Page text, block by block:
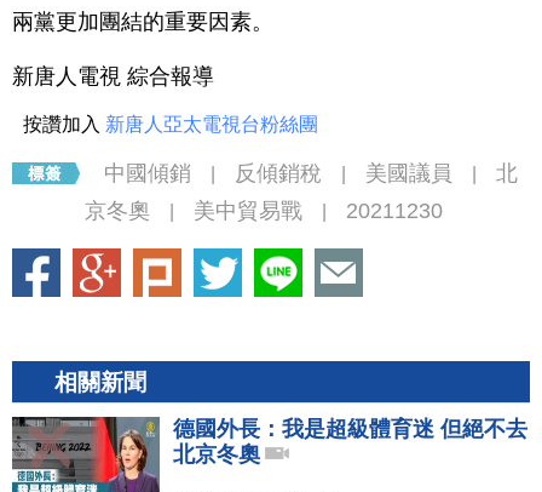
兩黨更加團結的重要因素。
新唐人電視 綜合報導
按讚加入 新唐人亞太電視台粉絲團
中國傾銷 反傾銷稅 美國議員
北
京冬奧
美中貿易戰 20211230
相關新聞
德國外長：我是超級體育迷 但絕不去
北京冬奧